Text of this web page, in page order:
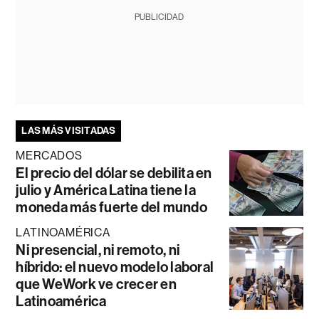
PUBLICIDAD
LAS MÁS VISITADAS
MERCADOS
El precio del dólar se debilita en
julio y América Latina tiene la
moneda más fuerte del mundo
LATINOAMÉRICA
Ni presencial, ni remoto, ni
híbrido: el nuevo modelo laboral
que WeWork ve crecer en
Latinoamérica